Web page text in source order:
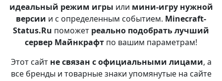
идеальный режим игры или мини-игру нужной
версии и с определенным событием. Minecraft-
Status.Ru поможет реально подобрать лучший
сервер Майнкрафт по вашим параметрам!
Этот сайт не связан с официальными лицами, а
все бренды и товарные знаки упомянутые на сайте